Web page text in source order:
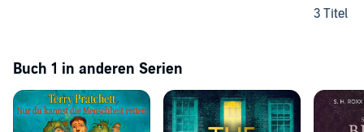
3 Titel
Buch 1 in anderen Serien